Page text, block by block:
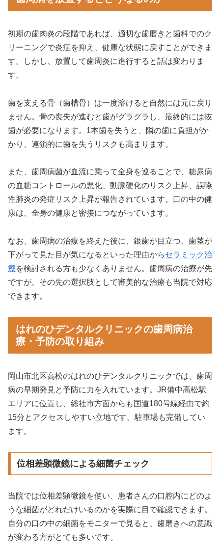
初期の歯肉炎の段階であれば、適切な歯磨きと歯科でのク
リーニングで炎症を抑え、健康な状態に戻すことができま
す。しかし、放置して歯周炎に進行すると話は変わりま
す。
歯を支える骨（歯槽骨）は一度溶けると自然には元に戻り
ません。骨の喪失が進むと歯がグラグラし、最終的には抜
歯が必要になります。1本歯を失うと、隣の歯に負担がか
かり、連鎖的に歯を失うリスクも高まります。
また、歯周病菌が血流に乗って全身を巡ることで、糖尿病
の血糖コントロールの悪化、動脈硬化のリスク上昇、誤嚥
性肺炎の発症リスク上昇が報告されています。口の中の健
康は、全身の健康と密接につながっています。
なお、歯周病の治療を終えた後に、銀歯が目立つ、歯茎が
下がって見た目が気になるといった理由からセラミック治
療を検討される方も少なくありません。歯周病の治療が先
ですが、その先の選択肢として審美的な治療も当院で対応
できます。
はれのひデンタルクリニックの歯周病治
療・予防の取り組み
岡山市北区高松のはれのひデンタルクリニックでは、歯周
病の早期発見と予防に力を入れています。JR備中高松駅
エリアに位置し、総社市方面からも国道180号線経由で約
15分とアクセスしやすい立地です。駐車場も完備してい
ます。
位相差顕微鏡による細菌チェック
当院では位相差顕微鏡を使い、患者さんの口腔内にどのよ
うな細菌がどれだけいるのかを実際に目で確認できます。
自分の口の中の細菌をモニターで見ると、歯磨きへの意識
が変わる方がとても多いです。